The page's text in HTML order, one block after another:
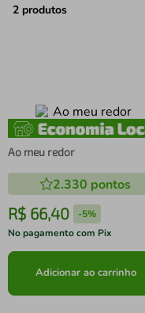
2 produtos
Ao meu redor
2.330 pontos
R$ 66,40 -5%
No pagamento com Pix
Adicionar ao carrinho
4º air fryer